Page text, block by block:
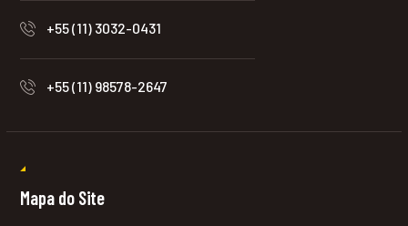
+55 (11) 3032-0431
+55 (11) 98578-2647
Mapa do Site